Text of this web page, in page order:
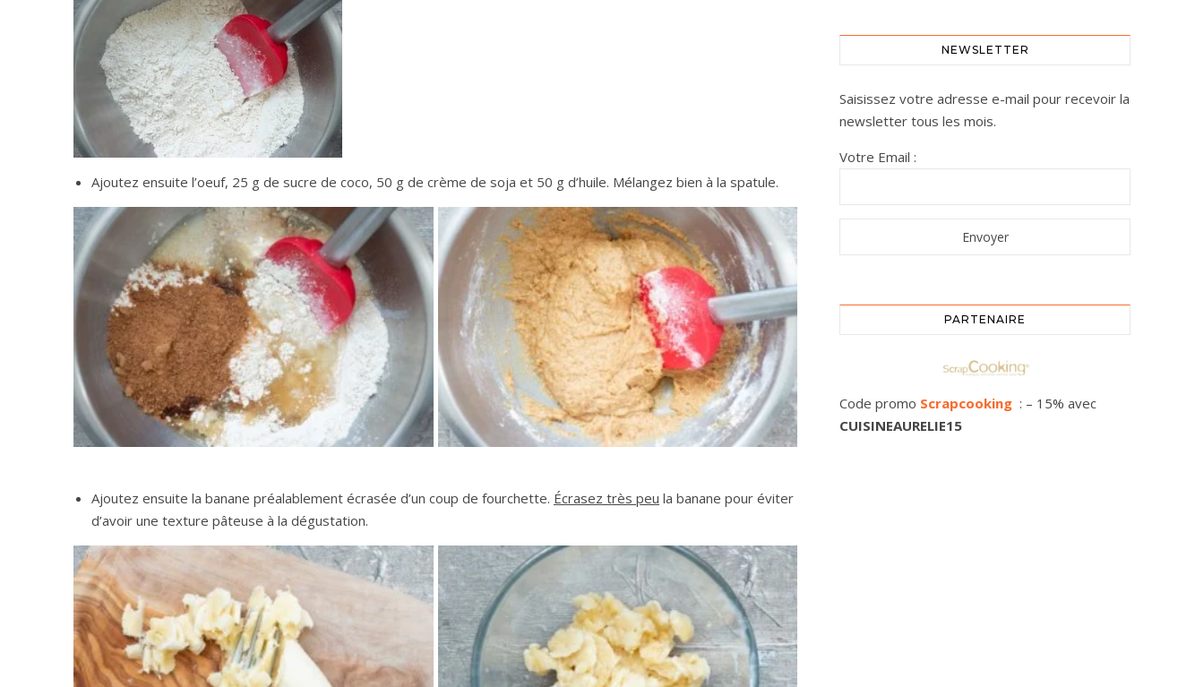
Ajoutez ensuite l’oeuf, 25 g de sucre de coco, 50 g de crème de soja et 50 g d’huile. Mélangez bien à la spatule.
Ajoutez ensuite la banane préalablement écrasée d’un coup de fourchette. Écrasez très peu la banane pour éviter
d’avoir une texture pâteuse à la dégustation.
NEWSLETTER
Saisissez votre adresse e-mail pour recevoir la
newsletter tous les mois.
Votre Email :
PARTENAIRE
Code promo Scrapcooking : – 15% avec
CUISINEAURELIE15